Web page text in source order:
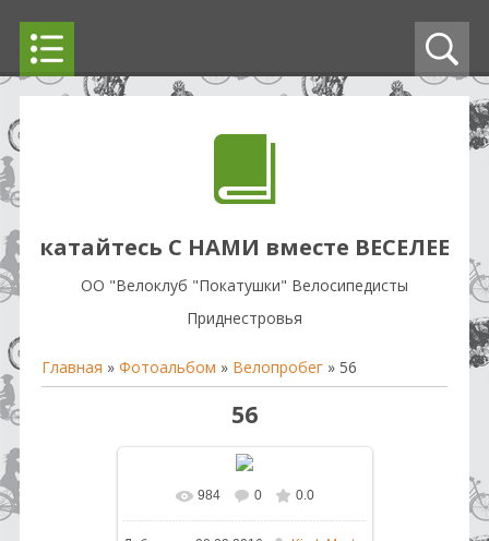
катайтесь С НАМИ вместе ВЕСЕЛЕЕ
OO "Велоклуб "Покатушки" Велосипедисты
Приднестровья
Главная » Фотоальбом » Велопробег » 56
56
В реальном размере 1024x683
984 0 0.0